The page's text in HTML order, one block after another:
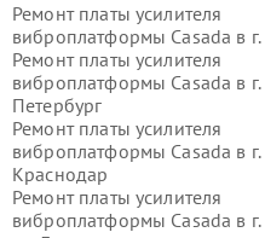
Ремонт платы усилителя
виброплатформы Casada в г.
Ремонт платы усилителя
виброплатформы Casada в г.
Петербург
Ремонт платы усилителя
виброплатформы Casada в г.
Краснодар
Ремонт платы усилителя
виброплатформы Casada в г.